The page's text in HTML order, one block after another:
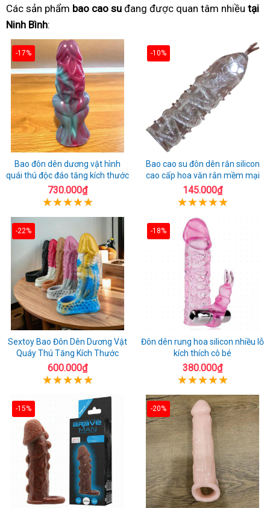
Các sản phẩm bao cao su đang được quan tâm nhiều tại
Ninh Bình:
-17%
Bao đôn dên dương vật hình
quái thú độc đáo tăng kích thước
730.000₫
-10%
Bao cao su đôn dên rắn silicon
cao cấp hoa văn rắn mềm mại
145.000₫
-22%
Sextoy Bao Đôn Dên Dương Vật
Quáy Thú Tăng Kích Thước
600.000₫
-18%
Đôn dên rung hoa silicon nhiều lỗ
kích thích cô bé
380.000₫
-15% -20%